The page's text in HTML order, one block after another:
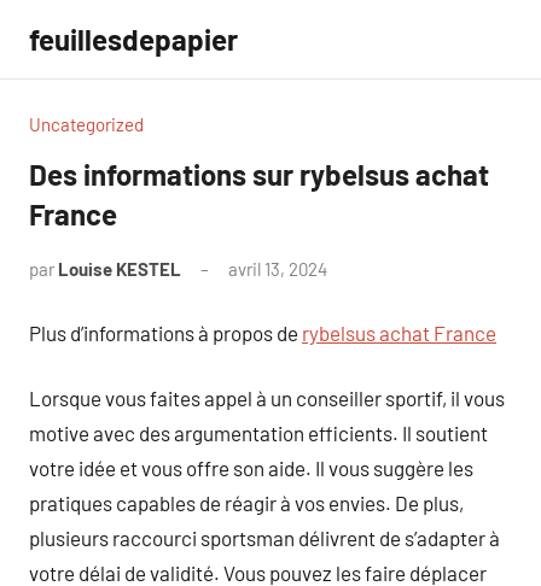
contenu
feuillesdepapier
Uncategorized
Des informations sur rybelsus achat
France
par Louise KESTEL avril 13, 2024
Plus d’informations à propos de rybelsus achat France
Lorsque vous faites appel à un conseiller sportif, il vous
motive avec des argumentation efficients. Il soutient
votre idée et vous offre son aide. Il vous suggère les
pratiques capables de réagir à vos envies. De plus,
plusieurs raccourci sportsman délivrent de s’adapter à
votre délai de validité. Vous pouvez les faire déplacer